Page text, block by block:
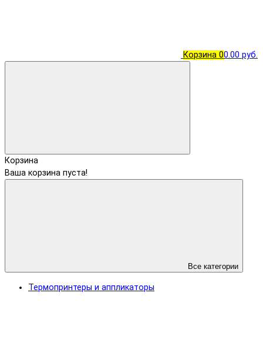
Корзина 00.00 руб.
Корзина
Ваша корзина пуста!
Все категории
Термопринтеры и аппликаторы